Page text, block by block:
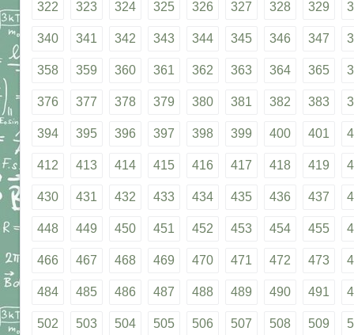
322 323 324 325 326 327 328 329
340 341 342 343 344 345 346 347
358 359 360 361 362 363 364 365
376 377 378 379 380 381 382 383
394 395 396 397 398 399 400 401
412 413 414 415 416 417 418 419
430 431 432 433 434 435 436 437
448 449 450 451 452 453 454 455
466 467 468 469 470 471 472 473
484 485 486 487 488 489 490 491
502 503 504 505 506 507 508 509